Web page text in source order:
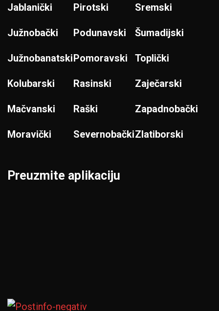
Jablanički
Južnobački
Južnobanatski
Kolubarski
Mačvanski
Moravički
Pirotski
Podunavski
Pomoravski
Rasinski
Raški
Severnobački
Sremski
Šumadijski
Toplički
Zaječarski
Zapadnobački
Zlatiborski
Preuzmite aplikaciju